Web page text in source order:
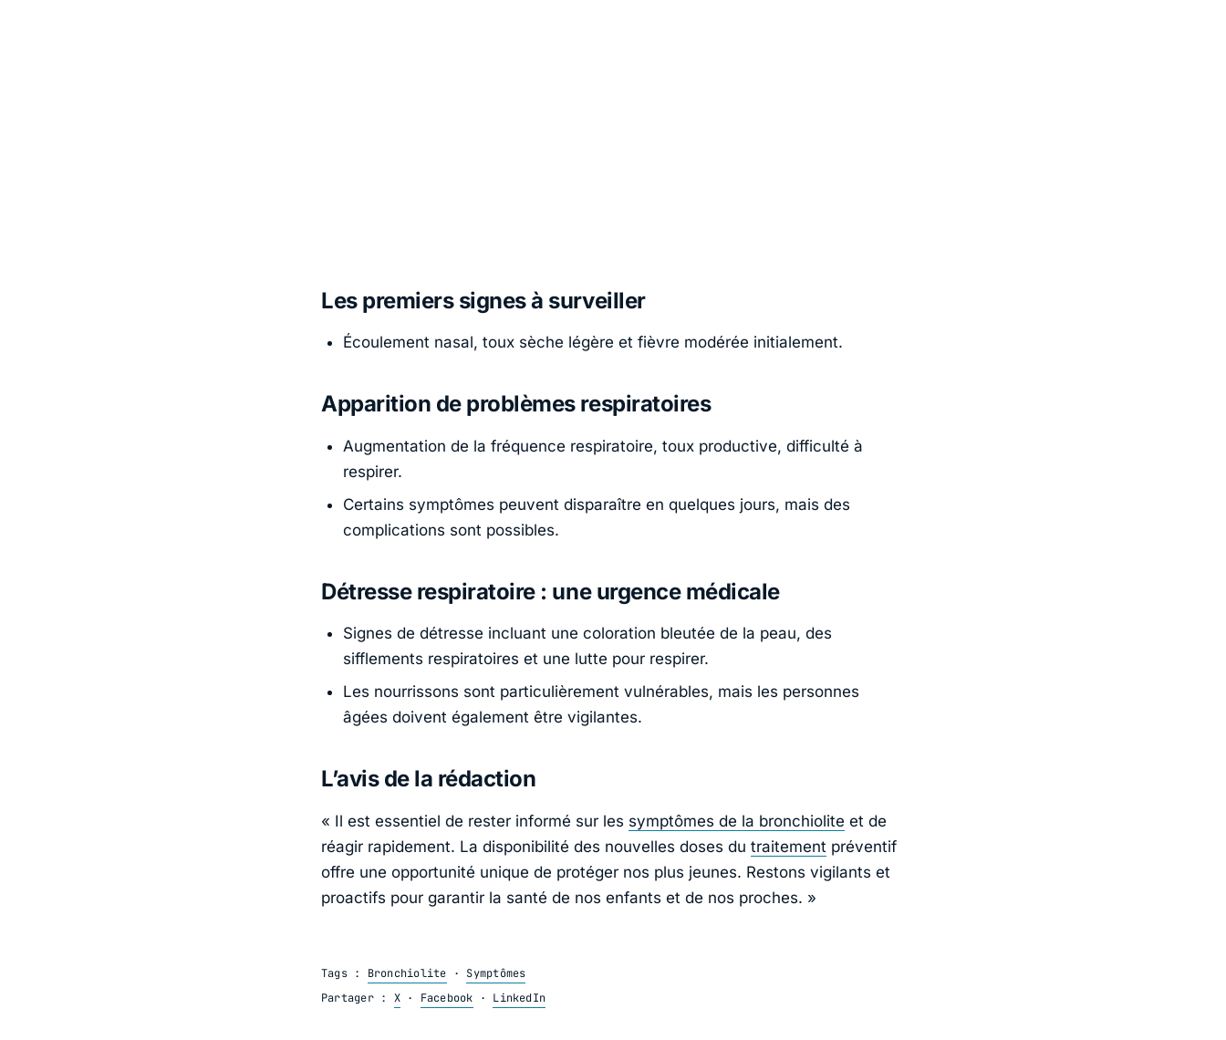
Les premiers signes à surveiller
Écoulement nasal, toux sèche légère et fièvre modérée initialement.
Apparition de problèmes respiratoires
Augmentation de la fréquence respiratoire, toux productive, difficulté à
respirer.
Certains symptômes peuvent disparaître en quelques jours, mais des
complications sont possibles.
Détresse respiratoire : une urgence médicale
Signes de détresse incluant une coloration bleutée de la peau, des
sifflements respiratoires et une lutte pour respirer.
Les nourrissons sont particulièrement vulnérables, mais les personnes
âgées doivent également être vigilantes.
L’avis de la rédaction
« Il est essentiel de rester informé sur les symptômes de la bronchiolite et de
réagir rapidement. La disponibilité des nouvelles doses du traitement préventif
offre une opportunité unique de protéger nos plus jeunes. Restons vigilants et
proactifs pour garantir la santé de nos enfants et de nos proches. »
Tags : Bronchiolite · Symptômes
Partager : X· Facebook · LinkedIn